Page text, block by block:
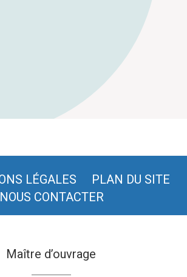
LÉGALES
PLAN DU SITE
NOUS CONTACTER
Maître d’ouvrage